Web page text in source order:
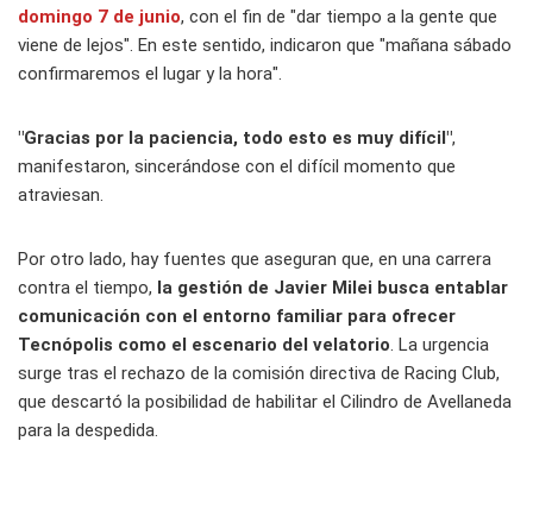
domingo 7 de junio, con el fin de "dar tiempo a la gente que
viene de lejos". En este sentido, indicaron que "mañana sábado
confirmaremos el lugar y la hora".
"Gracias por la paciencia, todo esto es muy difícil",
manifestaron, sincerándose con el difícil momento que
atraviesan.
Por otro lado, hay fuentes que aseguran que, en una carrera
contra el tiempo, la gestión de Javier Milei busca entablar
comunicación con el entorno familiar para ofrecer
Tecnópolis como el escenario del velatorio . La urgencia
surge tras el rechazo de la comisión directiva de Racing Club,
que descartó la posibilidad de habilitar el Cilindro de Avellaneda
para la despedida.